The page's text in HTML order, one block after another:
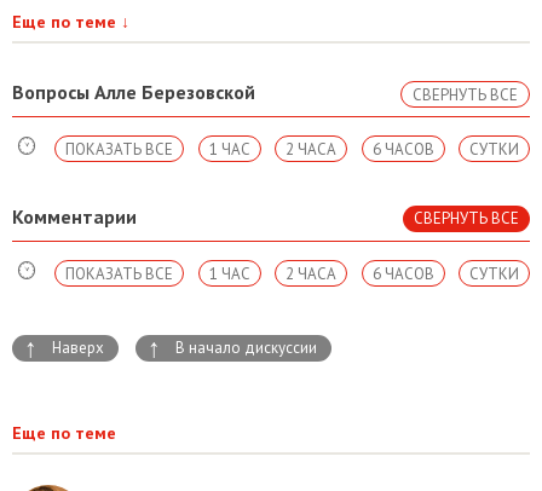
Еще по теме ↓
Вопросы Алле Березовской СВЕРНУТЬ ВСЕ
СУТКИ
6 ЧАСОВ
2 ЧАСА
1 ЧАС
ПОКАЗАТЬ ВСЕ
Комментарии СВЕРНУТЬ ВСЕ
СУТКИ
6 ЧАСОВ
2 ЧАСА
1 ЧАС
ПОКАЗАТЬ ВСЕ
↑ Наверх ↑ В начало дискуссии
Еще по теме